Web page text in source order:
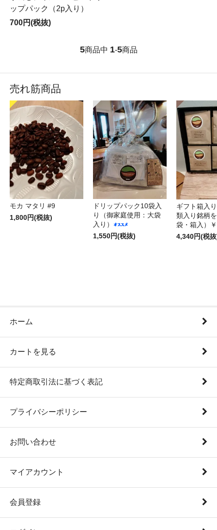
ップパック（2p入り）
700円(税抜)
5商品中 1-5商品
売れ筋商品
モカ マタリ #9
1,800円(税抜)
ドリップパック10袋入
り（御家庭使用：大袋
入り）
1,550円(税抜)
ギフト箱入
類入り銘柄
袋・箱入）
4,340円(税
ホーム
カートを見る
特定商取引法に基づく表記
プライバシーポリシー
お問い合わせ
マイアカウント
会員登録